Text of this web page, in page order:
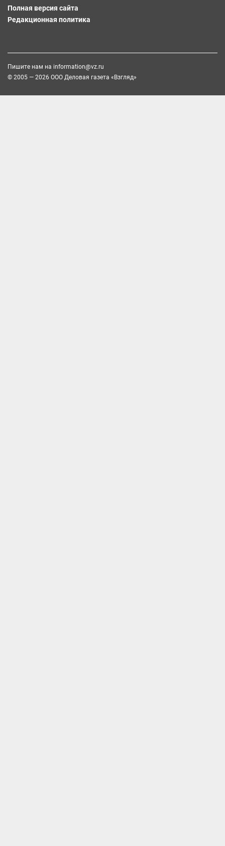
Полная версия сайта
Редакционная политика
Пишите нам на information@vz.ru
© 2005 — 2026 ООО Деловая газета «Взгляд»